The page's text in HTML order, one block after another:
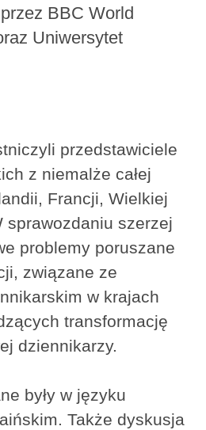
BBC World
Uniwersytet
przedstawiciele
z niemalże całej
Francji, Wielkiej
sprawozdaniu szerzej
problemy poruszane
związane ze
w krajach
transformację
dziennikarzy.
były w języku
Także dyskusja